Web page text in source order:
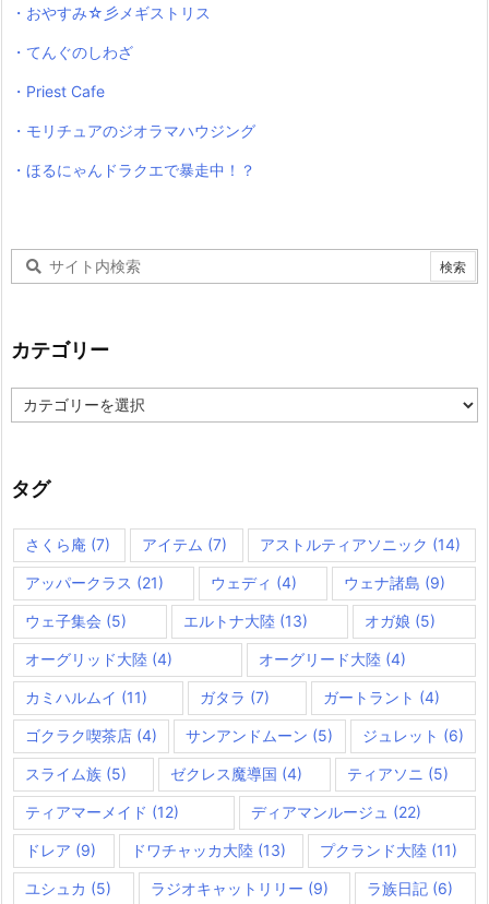
・おやすみ☆彡メギストリス
・てんぐのしわざ
・Priest Cafe
・モリチュアのジオラマハウジング
・ほるにゃんドラクエで暴走中！？
カテゴリー
テ
ー
タグ
さくら庵 (7) アイテム (7) アストルティアソニック (14)
アッパークラス (21) ウェディ (4) ウェナ諸島 (9)
ウェ子集会 (5) エルトナ大陸 (13) オガ娘 (5)
オーグリッド大陸 (4) オーグリード大陸 (4)
カミハルムイ (11) ガタラ (7) ガートラント (4)
ゴクラク喫茶店 (4) サンアンドムーン (5) ジュレット (6)
スライム族 (5) ゼクレス魔導国 (4) ティアソニ (5)
ティアマーメイド (12) ディアマンルージュ (22)
ドレア (9) ドワチャッカ大陸(13) プクランド大陸 (11)
ユシュカ (5) ラジオキャットリリー (9) ラ族日記 (6)